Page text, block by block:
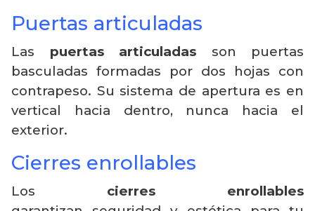
Puertas articuladas
Las puertas articuladas son puertas
basculadas formadas por dos hojas con
contrapeso. Su sistema de apertura es en
vertical hacia dentro, nunca hacia el
exterior.
Cierres enrollables
Los cierres enrollables